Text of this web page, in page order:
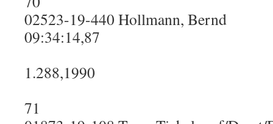
02523-19-440 Hollmann, Bernd
09:34:14,87
1.288,1990
71